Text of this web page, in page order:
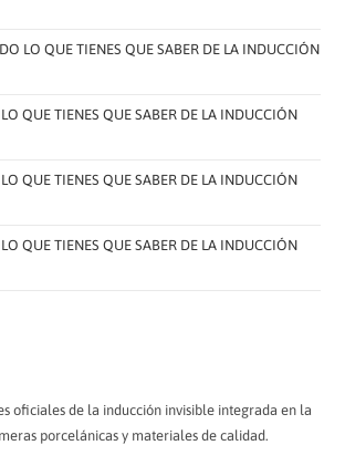
LO QUE TIENES QUE SABER DE LA INDUCCIÓN
QUE TIENES QUE SABER DE LA INDUCCIÓN
QUE TIENES QUE SABER DE LA INDUCCIÓN
QUE TIENES QUE SABER DE LA INDUCCIÓN
oficiales de la inducción invisible integrada en la
porcelánicas y materiales de calidad.